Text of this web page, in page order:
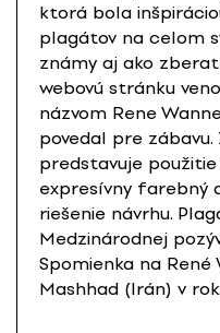
ktorá bola
plagátov na celom
známy aj ako
webovú stránku
názvom Rene
povedal pre zábavu.
predstavuje
expresívny farebný
riešenie návrhu.
Medzinárodnej
Spomienka na René
Mashhad (Irán) v